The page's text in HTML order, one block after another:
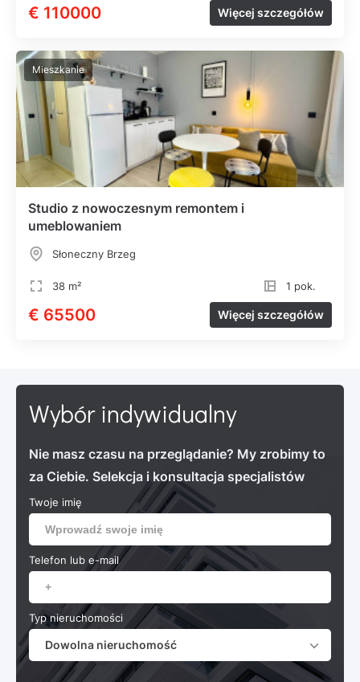
€ 110000 Więcej szczegółów
Mieszkanie
Studio z nowoczesnym remontem i
umeblowaniem
Słoneczny Brzeg
38 m² 1 pok.
€ 65500 Więcej szczegółów
Wybór indywidualny
Nie masz czasu na przeglądanie? My zrobimy to
za Ciebie. Selekcja i konsultacja specjalistów
Twoje imię
Telefon lub e-mail
Typ nieruchomości
Dowolna nieruchomość